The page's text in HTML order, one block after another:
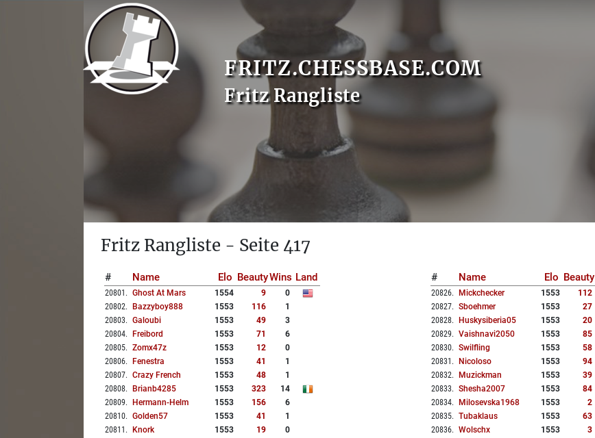
FRITZ.CHESSBASE.COM
Fritz Rangliste
Fritz Rangliste - Seite 417
# Name Elo BeautyWins Land
20801 . Ghost At Mars 1554 9
0
20802. Bazzyboy888 1553 116
1
20803. Galoubi 1553 49
3
20804. Freibord 1553 71
6
20805. Zomx47z 1553 12
0
20806. Fenestra 1553 41
1
20807. Crazy French 1553 48
1
20808. Brianb4285 1553 323
14
20809. Hermann-Helm 1553 156
6
20810. Golden57 1553 41
1
20811 . Knork 1553 19
0
# Name Elo Beauty
20826. Mickchecker 1553 112
20827. Sboehmer 1553 27
20828. Huskysiberia05 1553 20
20829. Vaishnavi2050 1553 85
20830. Swilfling 1553 58
20831 . Nicoloso 1553 94
20832. Muzickman 1553 39
20833. Shesha2007 1553 84
20834. Milosevska1968 1553 2
20835. Tubaklaus 1553 63
20836. Wolschx 1553 3